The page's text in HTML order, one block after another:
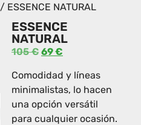
/ ESSENCE NATURAL
ESSENCE
NATURAL
105€ 69€
Comodidad y líneas
minimalistas, lo hacen
una opción versátil
para cualquier ocasión.